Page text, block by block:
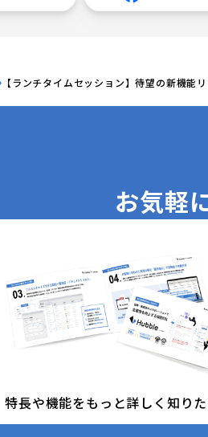
【ランチタイムセッション】待望の新機能
お気軽
特長や機能をもっと詳しく知り